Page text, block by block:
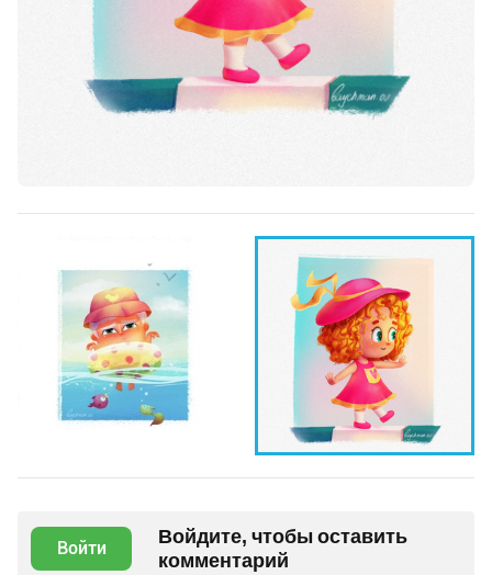
Войти
Войдите, чтобы оставить
комментарий